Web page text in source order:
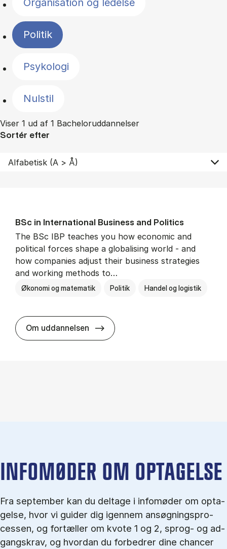
Organisation og ledelse
Politik
Psykologi
Nulstil
Viser 1 ud af 1 Bacheloruddannelser
Sortér efter
BSc in In­ter­na­tion­al Busi­ness and Polit­ics
The BSc IBP teaches you how economic and
political forces shape a globalising world - and
how companies adjust their business strategies
and working methods to…
Økonomi og matematik Politik Handel og logistik
Om uddannelsen BSc in In­ter­na­tion­al Busi­ness
IN­FO­MØ­DER OM OP­TA­GEL­SE
Fra september kan du del­tage i in­fo­mø­der om op­ta­
gel­se, hvor vi gu­i­der dig igen­nem an­søg­nings­pro­
ces­sen, og for­tæl­ler om kvo­te 1 og 2, sprog- og ad­
gangs­krav, og hvordan du forbedrer dine chancer